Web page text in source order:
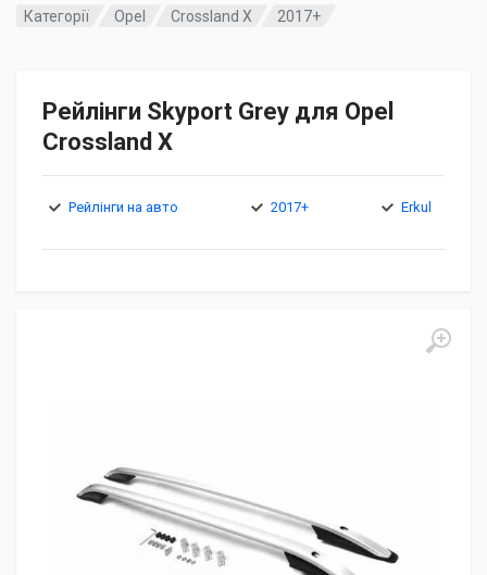
Категорії Opel Crossland X 2017+
Рейлінги Skyport Grey для Opel
Crossland X
Рейлінги на авто 2017+ Erkul